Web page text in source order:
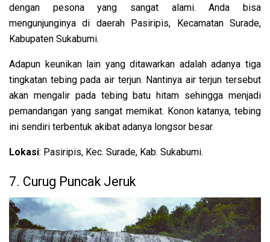
dengan pesona yang sangat alami. Anda bisa
mengunjunginya di daerah Pasiripis, Kecamatan Surade,
Kabupaten Sukabumi.
Adapun keunikan lain yang ditawarkan adalah adanya tiga
tingkatan tebing pada air terjun. Nantinya air terjun tersebut
akan mengalir pada tebing batu hitam sehingga menjadi
pemandangan yang sangat memikat. Konon katanya, tebing
ini sendiri terbentuk akibat adanya longsor besar.
Lokasi: Pasiripis, Kec. Surade, Kab. Sukabumi.
7. Curug Puncak Jeruk